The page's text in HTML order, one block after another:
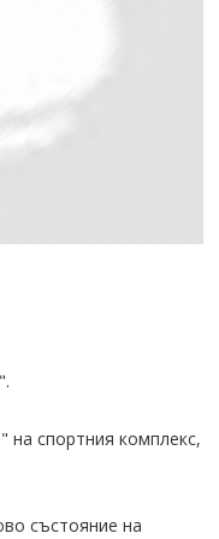
на спортния комплекс,
състояние на